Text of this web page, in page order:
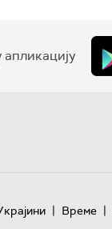
| Време |